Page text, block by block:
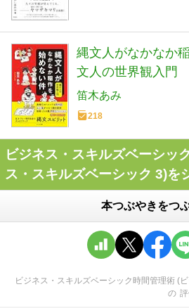
縄文人がなかなか
文人の世界観入門
笛木あみ
218
ビジネス・スキルズベーシッ
ス・スキルズベーシック 3)を
本つぶやきをつ
ビジネス・スキルズベーシック時間管理術 (
の